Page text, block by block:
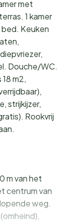
met
1 kamer
bed. Keuken
Douche/WC.
m2,
strijkijzer,
Rookvrij
m van het
centrum van
weg.